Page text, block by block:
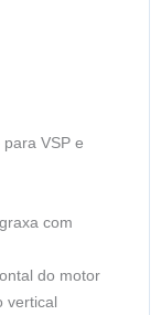
VSP e
com
do motor
vertical